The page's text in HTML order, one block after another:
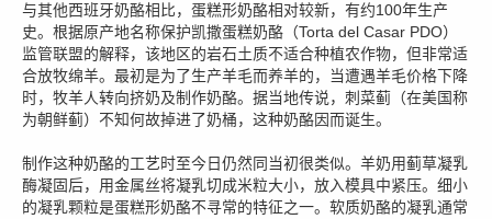
与其他西班牙奶酪相比，蛋糕形奶酪相对较新，有约100年生产
史。根据原产地名称保护凯撒蛋糕奶酪（Torta del Casar PDO）
监管联盟的解释，该地区的岩石土质不适合种植农作物，但非常适
合放牧绵羊。最初是为了生产羊毛而养羊的，当遭遇羊毛价格下降
时，牧羊人转向挤奶及制作奶酪。据当地传说，刺菜蓟（在美国称
为朝鲜蓟）不知何故掉进了奶桶，这种奶酪因而诞生。
制作这种奶酪的工艺时至今日仍然同当初很类似。羊奶用蓟草凝乳
酶凝固后，用金属丝将凝乳切成米粒大小，放入模具中紧压。细小
的凝乳颗粒是蛋糕形奶酪不寻常的特征之一。软质奶酪的凝乳通常